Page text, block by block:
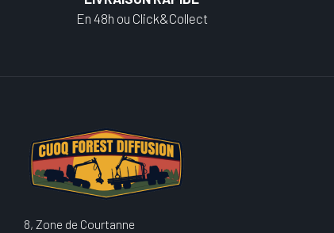
En 48h ou Click&Collect
8, Zone de Courtanne